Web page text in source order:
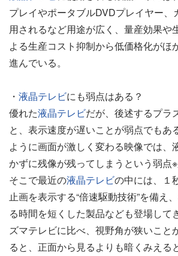
プレイやポータブルDVDプレイヤー、
用されるなど用途が広く、量産効果や
よる生産コスト抑制から低価格化がほ
進んでいる。
・ 液晶テレビにも弱点はある？
優れた液晶テレビだが、後述するプラ
と、表示速度が遅いことが弱点でもあ
ように画面が激しく変わる映像では、
かずに残像が残ってしまうという弱点※
そこで最近の液晶テレビの中には、１
止画を表示する“倍速駆動技術”を備え
る時間を短くした製品なども登場して
ズマテレビに比べ、視野角が狭いこと
ると、正面から見るよりも暗くみえる